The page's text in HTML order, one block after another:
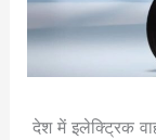
देश में इलेक्ट्रिक